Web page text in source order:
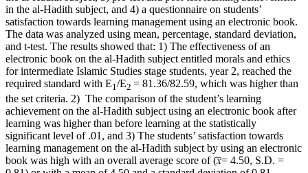
in the al-Hadith subject, and 4) a questionnaire on students’
satisfaction towards learning management using an electronic book.
The data was analyzed using mean, percentage, standard deviation,
and t-test. The results showed that: 1) The effectiveness of an
electronic book on the al-Hadith subject entitled morals and ethics
for intermediate Islamic Studies stage students, year 2, reached the
required standard with E1 /E2 = 81.36/82.59, which was higher than
the set criteria. 2) The comparison of the student’s learning
achievement on the al-Hadith subject using an electronic book after
learning was higher than before learning at the statistically
significant level of .01, and 3) The students’ satisfaction towards
learning management on the al-Hadith subject by using an electronic
book was high with an overall average score of (𝑥̅= 4.50, S.D. =